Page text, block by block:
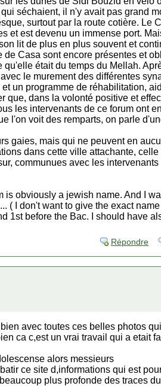
séchaient, il n'y avait pas grand
surtout par la route cotière. Le
et est devenu un immense port.
lit de plus en plus souvent et
Casa sont encore présentes et
était du temps du Mellah.
le murement des différentes
un programme de réhabilitation,
que, dans la volonté positive et
les intervenants de ce forum ont
l'on voit des remparts, on parle
gaies, mais qui ne peuvent en
dans cette ville attachante,
communues avec les
is obviously a jewish name. And I
( I don't want to give the exact
1st before the Bac. I should have
Répondre
avec toutes ces belles photos
ca c,est un vrai travail qui a etait
alors messieurs
ce site d,informations qui est
plus profonde des traces